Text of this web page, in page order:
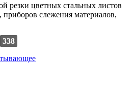
резки цветных стальных листов
приборов слежения материалов,
338